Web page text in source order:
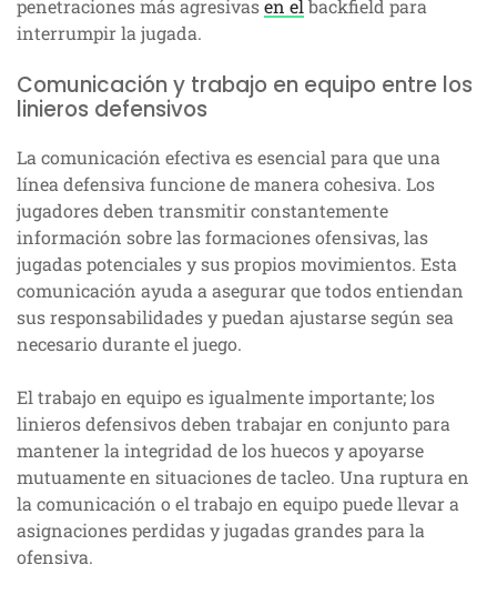
penetraciones más agresivasen elbackfield para
interrumpir la jugada.
Comunicación y trabajo en equipo entre los
linieros defensivos
La comunicación efectiva es esencial para que una
línea defensiva funcione de manera cohesiva. Los
jugadores deben transmitir constantemente
información sobre las formaciones ofensivas, las
jugadas potenciales y sus propios movimientos. Esta
comunicación ayuda a asegurar que todos entiendan
sus responsabilidades y puedan ajustarse según sea
necesario durante el juego.
El trabajo en equipo es igualmente importante; los
linieros defensivos deben trabajar en conjunto para
mantener la integridad de los huecos y apoyarse
mutuamente en situaciones de tacleo. Una ruptura en
la comunicación o el trabajo en equipo puede llevar a
asignaciones perdidas y jugadas grandes para la
ofensiva.